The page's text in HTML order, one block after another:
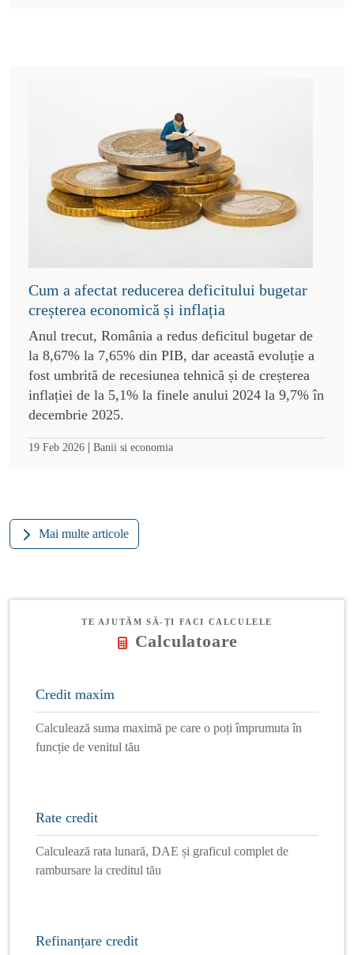
Cum a afectat reducerea deficitului bugetar
creșterea economică și inflația
Anul trecut, România a redus deficitul bugetar de
la 8,67% la 7,65% din PIB, dar această evoluție a
fost umbrită de recesiunea tehnică și de creșterea
inflației de la 5,1% la finele anului 2024 la 9,7% în
decembrie 2025.
19 Feb 2026 | Banii si economia
Mai multe articole
TE AJUTĂM SĂ-ȚI FACI CALCULELE
Calculatoare
Credit maxim
Calculează suma maximă pe care o poți împrumuta în
funcție de venitul tău
Rate credit
Calculează rata lunară, DAE și graficul complet de
rambursare la creditul tău
Refinanțare credit